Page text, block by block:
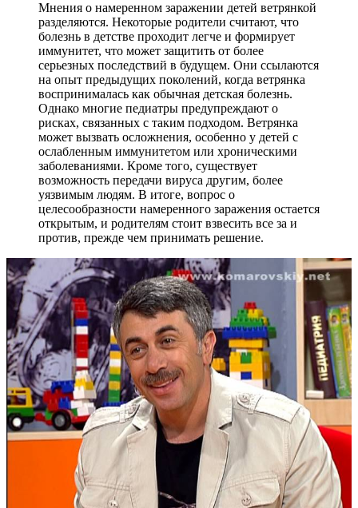
Мнения о намеренном заражении детей ветрянкой
разделяются. Некоторые родители считают, что
болезнь в детстве проходит легче и формирует
иммунитет, что может защитить от более
серьезных последствий в будущем. Они ссылаются
на опыт предыдущих поколений, когда ветрянка
воспринималась как обычная детская болезнь.
Однако многие педиатры предупреждают о
рисках, связанных с таким подходом. Ветрянка
может вызвать осложнения, особенно у детей с
ослабленным иммунитетом или хроническими
заболеваниями. Кроме того, существует
возможность передачи вируса другим, более
уязвимым людям. В итоге, вопрос о
целесообразности намеренного заражения остается
открытым, и родителям стоит взвесить все за и
против, прежде чем принимать решение.